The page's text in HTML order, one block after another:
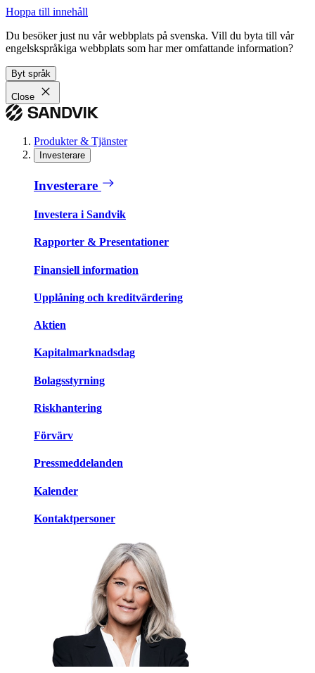
Hoppa till innehåll
Du besöker just nu vår webbplats på svenska. Vill du byta till vår
engelskspråkiga webbplats som har mer omfattande information?
Byt språk
Close
Produkter & Tjänster
Investerare
Investerare
Investera i Sandvik
Rapporter & Presentationer
Finansiell information
Upplåning och kreditvärdering
Aktien
Kapitalmarknadsdag
Bolagsstyrning
Riskhantering
Förvärv
Pressmeddelanden
Kalender
Kontaktpersoner